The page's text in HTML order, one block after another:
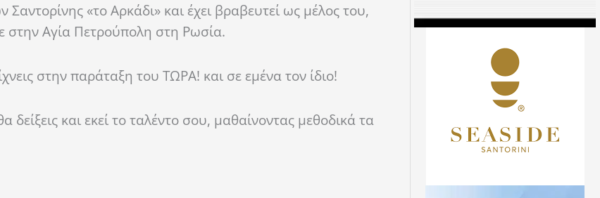
«το Αρκάδι» και έχει βραβευτεί ως μέλος του,
στην Αγία Πετρούπολη στη Ρωσία.
στην παράταξη του ΤΩΡΑ! και σε εμένα τον ίδιο!
και εκεί το ταλέντο σου, μαθαίνοντας μεθοδικά τα